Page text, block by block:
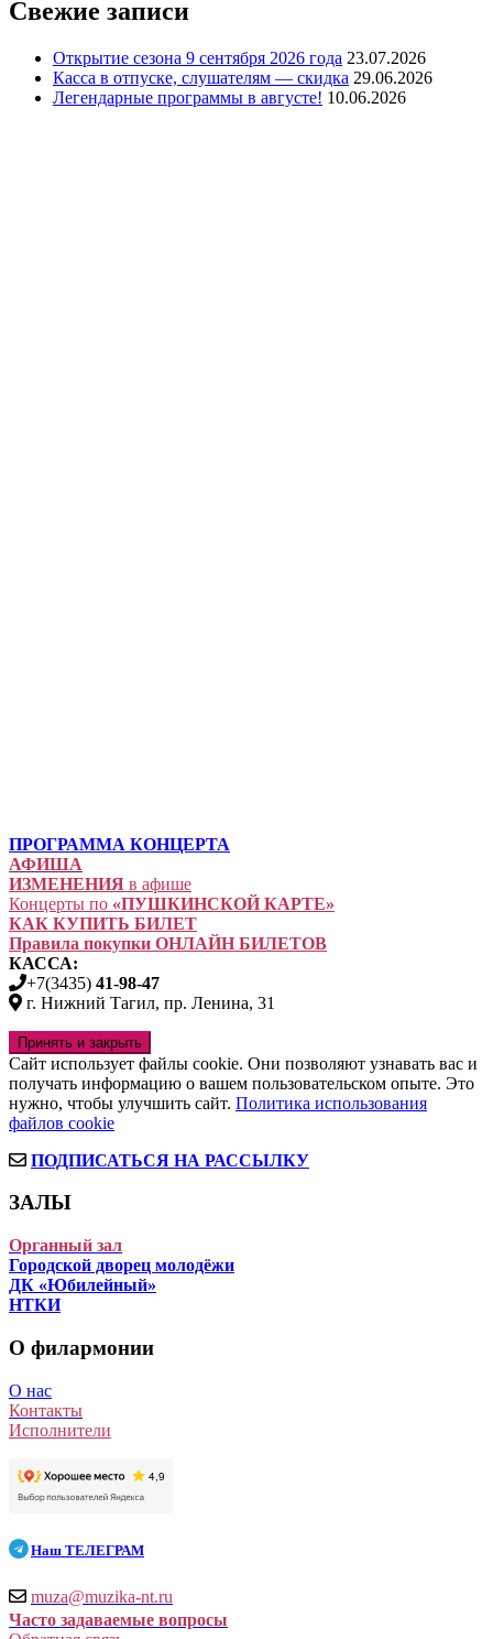
Свежие записи
Открытие сезона 9 сентября 2026 года 23.07.2026
Касса в отпуске, слушателям — скидка 29.06.2026
Легендарные программы в августе! 10.06.2026
ПРОГРАММА КОНЦЕРТА
АФИША
ИЗМЕНЕНИЯ в афише
Концерты по «ПУШКИНСКОЙ КАРТЕ»
КАК КУПИТЬ БИЛЕТ
Правила покупки ОНЛАЙН БИЛЕТОВ
КАССА:
+7(3435) 41-98-47
г. Нижний Тагил, пр. Ленина, 31
Сайт использует файлы cookie. Они позволяют узнавать вас и
получать информацию о вашем пользовательском опыте. Это
нужно, чтобы улучшить сайт. Политика использования
файлов cookie
ПОДПИСАТЬСЯ НА РАССЫЛКУ
ЗАЛЫ
Органный зал
Городской дворец молодёжи
ДК «Юбилейный»
НТКИ
О филармонии
О нас
Контакты
Исполнители
Наш ТЕЛЕГРАМ
muza@muzika-nt.ru
Часто задаваемые вопросы